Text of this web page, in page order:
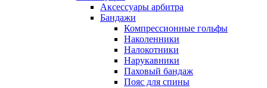
Аксессуары арбитра
Бандажи
Компрессионные гольфы
Наколенники
Налокотники
Нарукавники
Паховый бандаж
Пояс для спины